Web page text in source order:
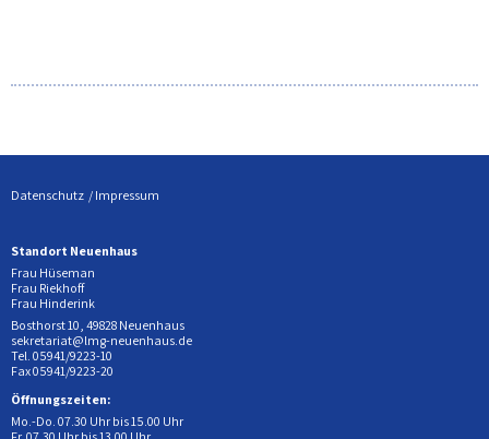
Datenschutz Impressum
Standort Neuenhaus
Frau Hüseman
Frau Riekhoff
Frau Hinderink
Bosthorst 10, 49828 Neuenhaus
sekretariat@lmg-neuenhaus.de
Tel. 05941/9223-10
Fax 05941/9223-20
Öffnungszeiten:
Mo.-Do. 07.30 Uhr bis 15.00 Uhr